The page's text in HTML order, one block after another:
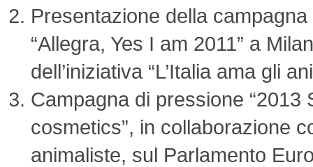
Presentazione della
“Allegra, Yes I am 2011” a
dell’iniziativa “L’Italia ama gli
Campagna di pressione “2013
cosmetics”, in collaborazione
animaliste, sul Parlamento